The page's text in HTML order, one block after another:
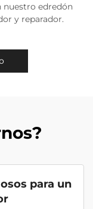
edredón
y reparador.
para un